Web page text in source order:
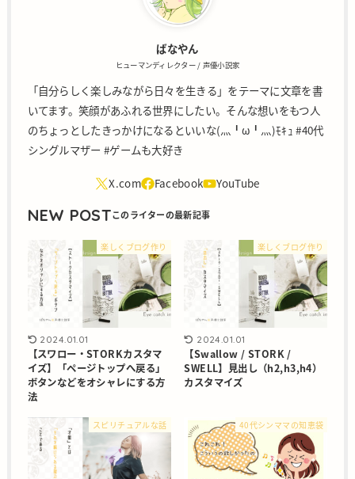
ばなやん
ヒューマンディレクター / 声優小説家
「自分らしく楽しみながら日々を生きる」をテーマに文章を書
いてます。笑顔があふれる世界にしたい。そんな想いをもつ人
のちょっとしたきっかけになるといいな(灬╹ω╹灬)ﾓｷｭ #40代
シングルマザー #ゲームも大好き
NEW POST
楽しくブログ作り
2024.01.01
【スワロー・STORKカスタマ
イズ】「ページトップへ戻る」
ボタンなどをオシャレにする方
法
楽しくブログ作り
2024.01.01
【Swallow / STORK /
SWELL】見出し（h2,h3,h4）
カスタマイズ
スピリチュアルな話 40代シンママの知恵袋